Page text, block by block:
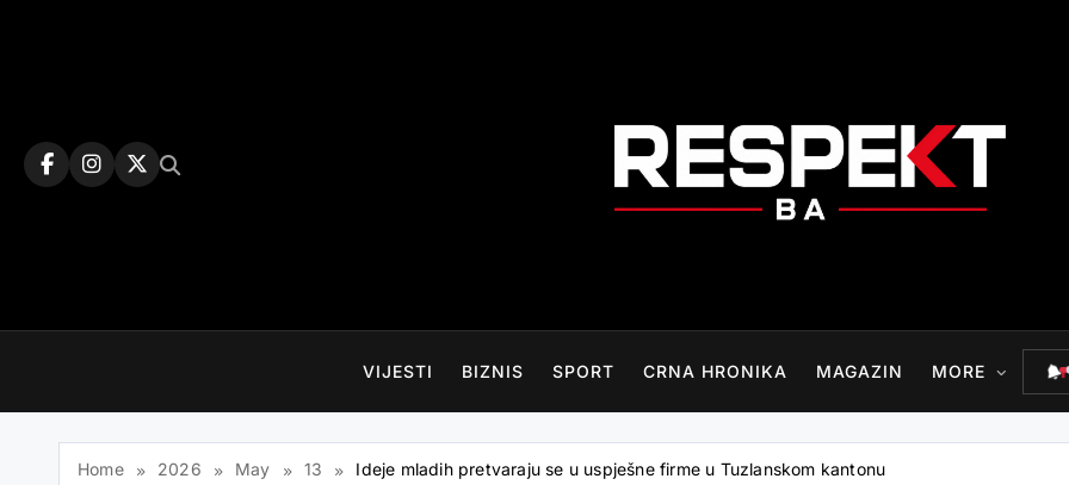
VIJESTI BIZNIS SPORT CRNA HRONIKA MAGAZIN MORE
Home 2026 May 13 Ideje mladih pretvaraju se u uspješne firme u Tuzlanskom kantonu